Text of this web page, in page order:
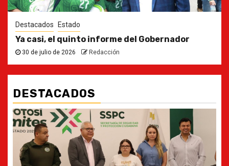
Destacados Estado
Ya casi, el quinto informe del Gobernador
30 de julio de 2026 Redacción
DESTACADOS